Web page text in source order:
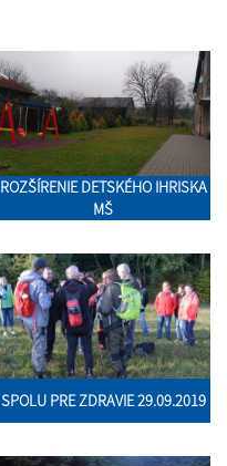
ROZŠÍRENIE DETSKÉHO IHRISKA
MŠ
SPOLU PRE ZDRAVIE 29.09.2019